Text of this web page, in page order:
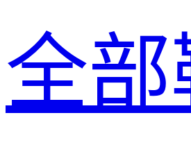
全部